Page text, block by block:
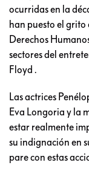
ocurridas en la
han puesto el grito
Derechos
sectores del
Floyd .
Las actrices
Eva Longoria y la
estar realmente
su indignación en
pare con estas